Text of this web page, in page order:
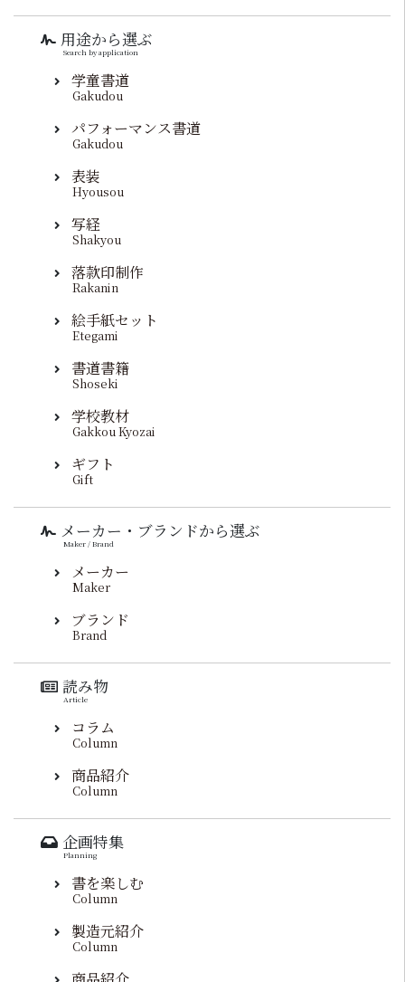
用途から選ぶ
Search by application
学童書道
Gakudou
パフォーマンス書道
Gakudou
表装
Hyousou
写経
Shakyou
落款印制作
Rakanin
絵手紙セット
Etegami
書道書籍
Shoseki
学校教材
Gakkou Kyozai
ギフト
Gift
メーカー・ブランドから選ぶ
Maker / Brand
メーカー
Maker
ブランド
Brand
読み物
Article
コラム
Column
商品紹介
Column
企画特集
Planning
書を楽しむ
Column
製造元紹介
Column